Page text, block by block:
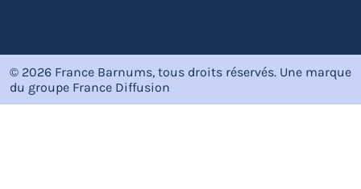
© 2026 France Barnums, tous droits réservés. Une marque
du groupe France Diffusion